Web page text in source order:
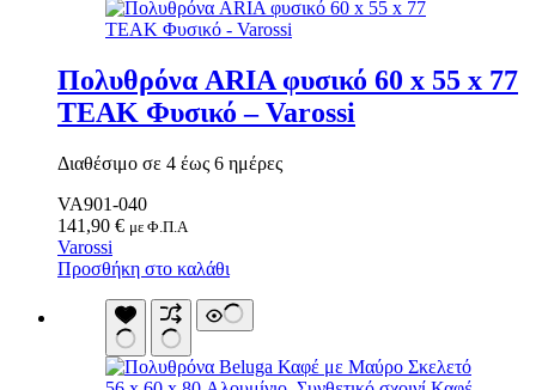
Πολυθρόνα ARIA φυσικό 60 x 55 x 77
TEAK Φυσικό – Varossi
Διαθέσιμο σε 4 έως 6 ημέρες
VA901-040
141,90 € με Φ.Π.Α
Varossi
Προσθήκη στο καλάθι